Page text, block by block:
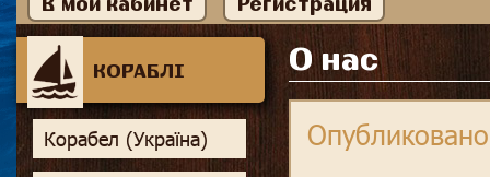
КОРАБЛІ
Корабел (Україна)
О нас